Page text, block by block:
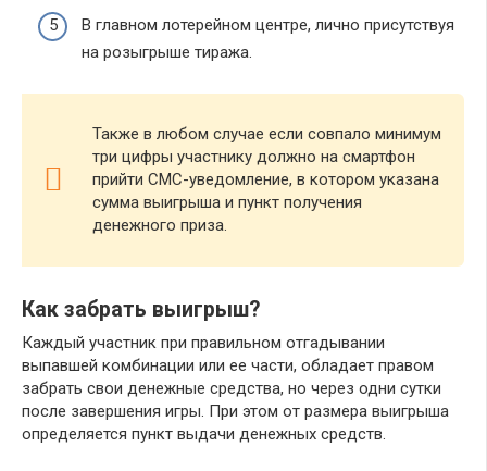
В главном лотерейном центре, лично присутствуя
на розыгрыше тиража.
Также в любом случае если совпало минимум
три цифры участнику должно на смартфон
прийти СМС-уведомление, в котором указана
сумма выигрыша и пункт получения
денежного приза.
Как забрать выигрыш?
Каждый участник при правильном отгадывании
выпавшей комбинации или ее части, обладает правом
забрать свои денежные средства, но через одни сутки
после завершения игры. При этом от размера выигрыша
определяется пункт выдачи денежных средств.